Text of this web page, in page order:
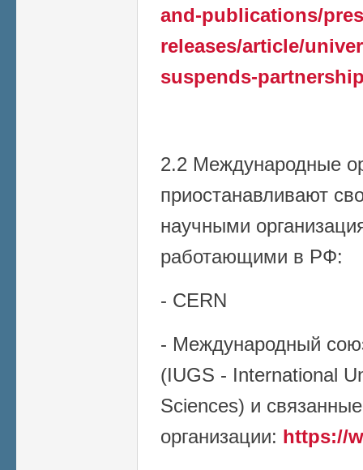
and-publications/
releases/article/
suspends-
2.2 Международные
приостанавливают
научными
работающими в РФ:
- CERN
- Международный
(IUGS - International
Sciences) и
организации: https://